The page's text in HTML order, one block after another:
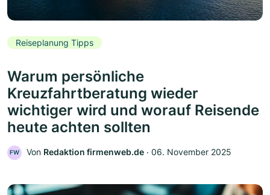
Reiseplanung Tipps
Warum persönliche
Kreuzfahrtberatung wieder
wichtiger wird und worauf Reisende
heute achten sollten
FW Von Redaktion firmenweb.de ‧ 06. November 2025